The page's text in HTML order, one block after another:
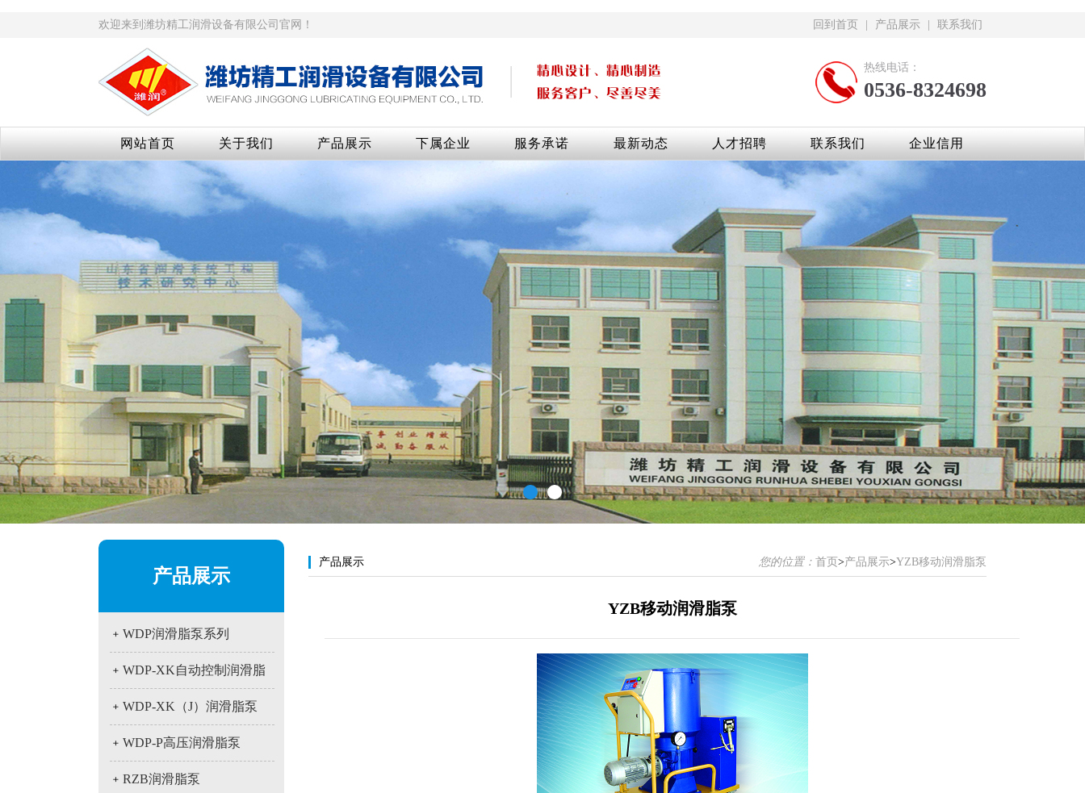
欢迎来到潍坊精工润滑设备有限公司官网！ 回到首页 产品展示 联系我们
热线电话：
0536-8324698
网站首页 关于我们 产品展示 下属企业 服务承诺 最新动态 人才招聘 联系我们 企业信用
产品展示
﹢ WDP润滑脂泵系列
﹢ WDP-XK自动控制润滑脂
泵
﹢ WDP-XK（J）润滑脂泵
﹢ WDP-P高压润滑脂泵
﹢ RZB润滑脂泵
产品展示 您的位置： 首页 >产品展示>YZB移动润滑脂泵
YZB移动润滑脂泵